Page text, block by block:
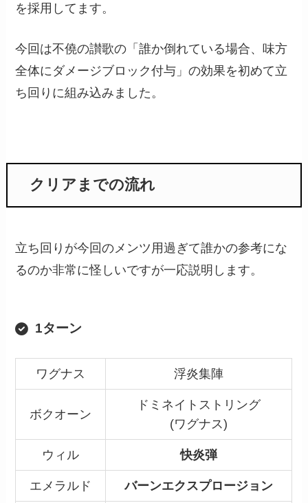
を採用してます。
今回は不僥の讃歌の「誰か倒れている場合、味方
全体にダメージブロック付与」の効果を初めて立
ち回りに組み込みました。
クリアまでの流れ
立ち回りが今回のメンツ用過ぎて誰かの参考にな
るのか非常に怪しいですが一応説明します。
1ターン
ワグナス 浮炎集陣
ボクオーン
ドミネイトストリング
(ワグナス)
ウィル 快炎弾
エメラルド バーンエクスプロージョン